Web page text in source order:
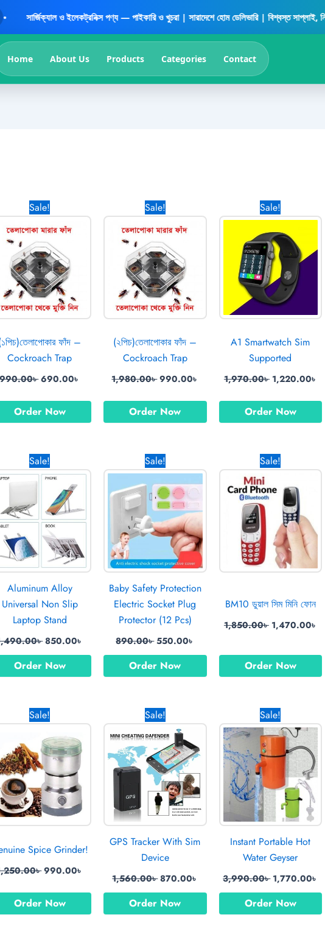
সার্জিক্যাল ও ইলেকট্রনিক্স পণ্য — পাইকারি ও খুচরা | সারাদেশে হোম ডেলিভারি | বিশ্বস্ত সাপ্লাই, নিশ্চিন্ত
Home About Us Products Categories Contact
.
Sale!
ফাঁদ –
Cockroach Trap
990.00৳
Original
price
was:
990.00৳ .
690.00৳
price
690.00৳ .
Order Now
Sale!
(২পিচ)তেলাপোকার ফাঁদ –
Cockroach Trap
1,980.00৳
Original
price
was:
1,980.00৳ .
990.00৳
price
Order Now
Sale!
A1 Smartwatch Sim
Supported
1,970.00৳
Original
price
1,970.00৳ .
1,220.00৳
Order Now
Sale!
Aluminum Alloy
Universal Non Slip
Laptop Stand
৳
Original
price
was:
1,490.00৳ .
850.00৳
price
850.00৳ .
Order Now
Sale!
Baby Safety Protection
Electric Socket Plug
Protector (12 Pcs)
890.00৳
Original
price
890.00৳ .
550.00৳
price
550.00৳ .
Order Now
Sale!
BM10 ডুয়াল সিম মিনি ফোন
1,850.00৳
Original
price
1,850.00৳ .
1,470.00৳
Order Now
.
Sale!
Spice Grinder!
৳
Original
price
was:
1,250.00৳ .
990.00৳
price
Order Now
Sale!
GPS Tracker With Sim
Device
1,560.00৳
Original
price
was:
1,560.00৳ .
870.00৳
price
870.00৳ .
Order Now
Sale!
Instant Portable Hot
Water Geyser
3,990.00৳
Original
price
was:
3,990.00৳ .
1,770.00৳
Order Now